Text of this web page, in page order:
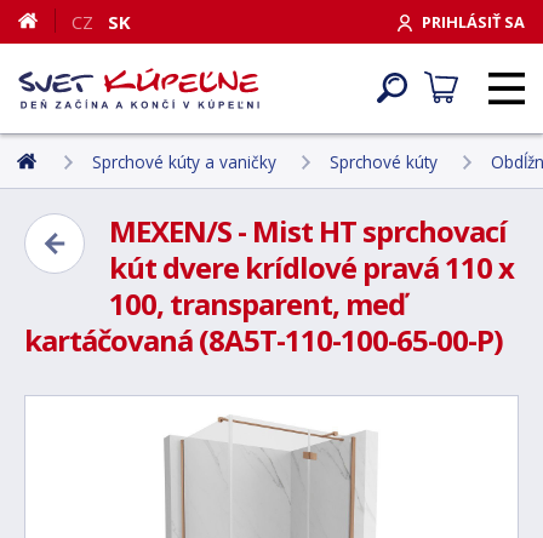
PRIHLÁSIŤ SA
CZ SK
Sprchové kúty a vaničky Sprchové kúty
MEXEN/S - Mist HT sprchovací
kút dvere krídlové pravá 110 x
100, transparent, meď
kartáčovaná (8A5T-110-100-65-00-P)